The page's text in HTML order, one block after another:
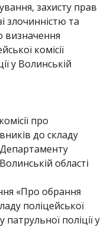
захисту прав
злочинністю та
визначення
комісії
у Волинській
про
до складу
Департаменту
області
«Про обрання
поліцейської
патрульної поліції у